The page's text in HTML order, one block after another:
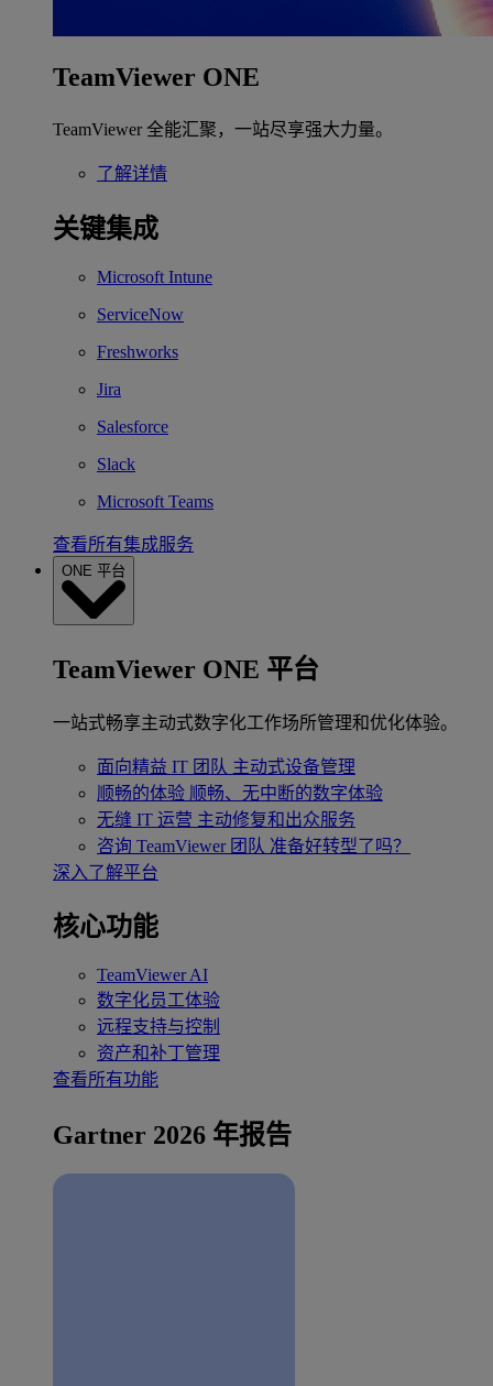
TeamViewer ONE
TeamViewer 全能汇聚，一站尽享强大力量。
了解详情
关键集成
Microsoft Intune
ServiceNow
Freshworks
Jira
Salesforce
Slack
Microsoft Teams
查看所有集成服务
ONE 平台
TeamViewer ONE 平台
一站式畅享主动式数字化工作场所管理和优化体验。
面向精益 IT 团队 主动式设备管理
顺畅的体验 顺畅、无中断的数字体验
无缝 IT 运营 主动修复和出众服务
咨询 TeamViewer 团队 准备好转型了吗？
深入了解平台
核心功能
TeamViewer AI
数字化员工体验
远程支持与控制
资产和补丁管理
查看所有功能
Gartner 2026 年报告